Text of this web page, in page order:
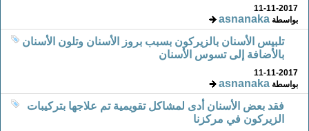
11-11-2017
بواسطةasnanaka
تلبيس الأسنان بالزيركون بسبب بروز الأسنان وتلون الأسنان
بالأضافة إلى تسوس الأسنان
11-11-2017
بواسطةasnanaka
فقد بعض الأسنان أدى لمشاكل تقويمية تم علاجها بتركيبات
الزيركون في مركزنا